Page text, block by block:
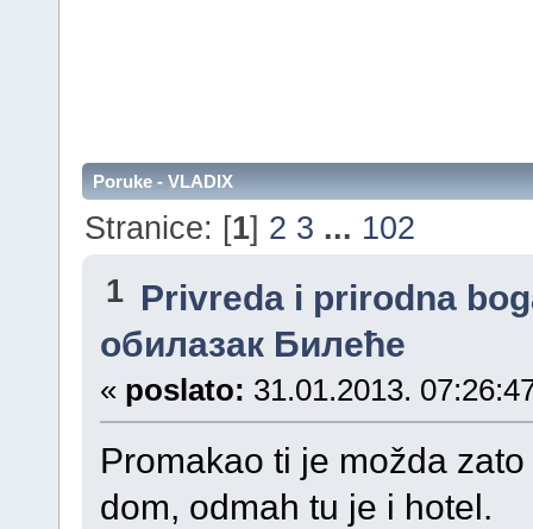
Poruke - VLADIX
Stranice: [1] 2 3 ... 102
1 Privreda i prirodna
обилазак Билеће
« poslato: 31.01.2013.
Promakao ti je možda
dom, odmah tu je i hotel.